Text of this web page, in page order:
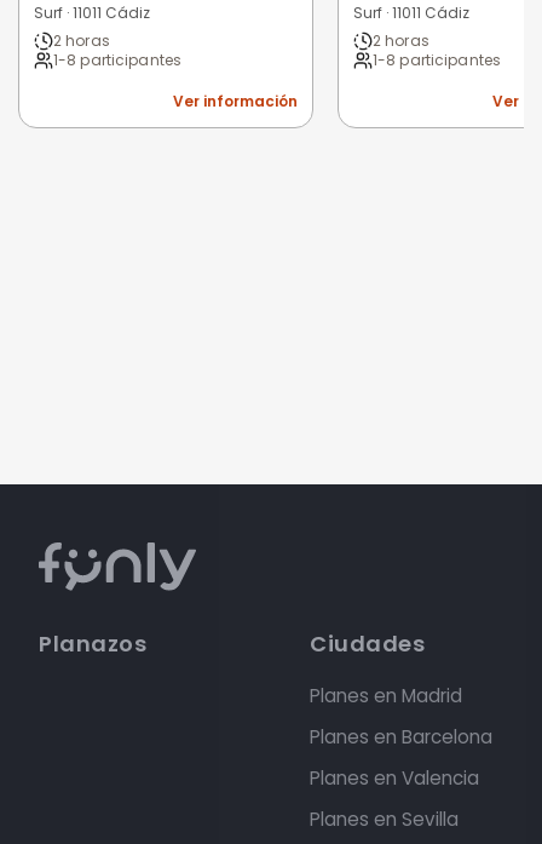
Surf · 11011 Cádiz
2 horas
1-8 participantes
Ver información
Surf · 11011 Cádiz
2 horas
1-8 participantes
Ver
Planazos Ciudades
Planes en Madrid
Planes en Barcelona
Planes en Valencia
Planes en Sevilla